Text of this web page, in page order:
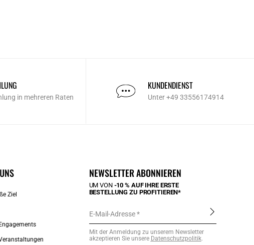
in mehreren Raten
KUNDENDIENST
Unter +49 33556174914
Ziel
NEWSLETTER ABONNIEREN
UM VON -10 % AUF IHRE ERSTE
BESTELLUNG ZU PROFITIEREN*
E-Mail-Adresse
Mit der Anmeldung zu unserem Newsletter
akzeptieren Sie unsere Datenschutzpolitik.